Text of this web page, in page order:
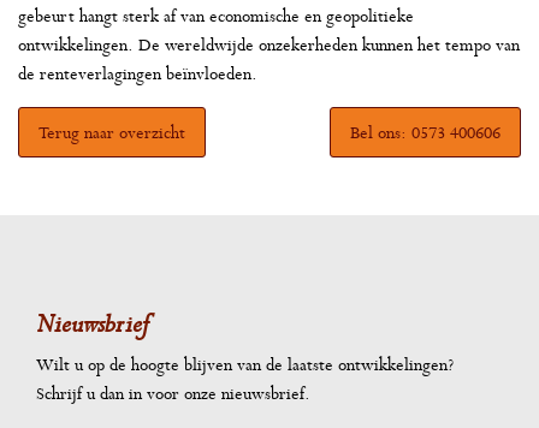
gebeurt hangt sterk af van economische en geopolitieke
ontwikkelingen. De wereldwijde onzekerheden kunnen het tempo van
de renteverlagingen beïnvloeden.
Terug naar overzicht Bel ons: 0573 400606
Nieuwsbrief
Wilt u op de hoogte blijven van de laatste ontwikkelingen?
Schrijf u dan in voor onze nieuwsbrief.